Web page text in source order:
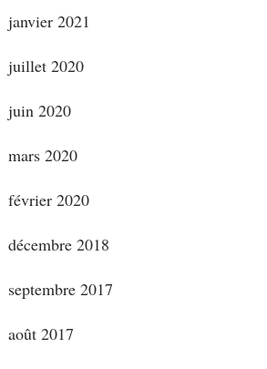
janvier 2021
juillet 2020
juin 2020
mars 2020
février 2020
décembre 2018
septembre 2017
août 2017